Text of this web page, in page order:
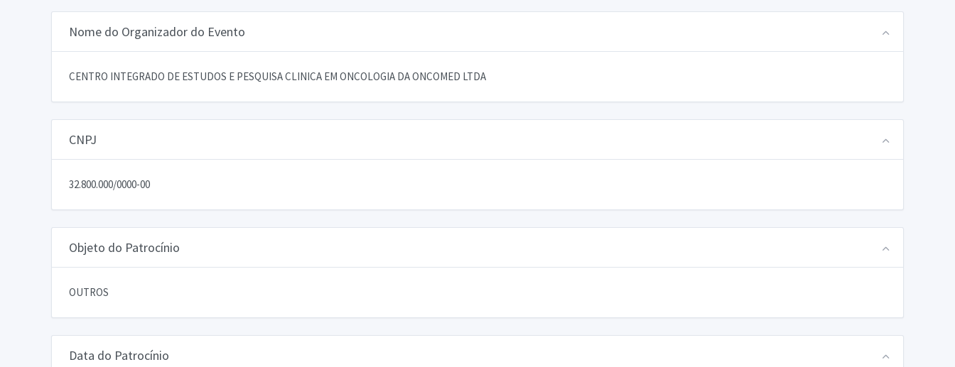
Nome do Organizador do Evento
CENTRO INTEGRADO DE ESTUDOS E PESQUISA CLINICA EM ONCOLOGIA DA ONCOMED LTDA
CNPJ
32.800.000/0000-00
Objeto do Patrocínio
OUTROS
Data do Patrocínio